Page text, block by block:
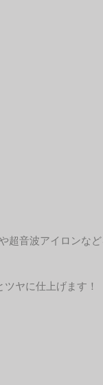
超音波アイロンな
ヤに仕上げます！